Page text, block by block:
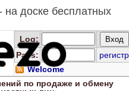
на доске бесплатных
Log:
Pass:
регистр
Welcome
по продаже и обмену